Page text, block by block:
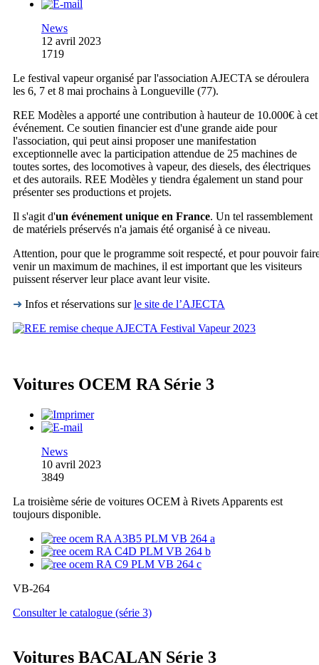
News
12 avril 2023
1719
Le festival vapeur organisé par l'association AJECTA se déroulera
les 6, 7 et 8 mai prochains à Longueville (77).
REE Modèles a apporté une contribution à hauteur de 10.000€ à cet
événement. Ce soutien financier est d'une grande aide pour
l'association, qui peut ainsi proposer une manifestation
exceptionnelle avec la participation attendue de 25 machines de
toutes sortes, des locomotives à vapeur, des diesels, des électriques
et des autorails. REE Modèles y tiendra également un stand pour
présenter ses productions et projets.
Il s'agit d'un événement unique en France. Un tel rassemblement
de matériels préservés n'a jamais été organisé à ce niveau.
Attention, pour que le programme soit respecté, et pour pouvoir
venir un maximum de machines, il est important que les visiteurs
puissent réserver leur place avant leur visite.
➜ Infos et réservations surle site de l’AJECTA
Voitures OCEM RA Série 3
News
10 avril 2023
3849
La troisième série de voitures OCEM à Rivets Apparents est
toujours disponible.
VB-264
Consulter le catalogue (série 3)
Voitures BACALAN Série 3